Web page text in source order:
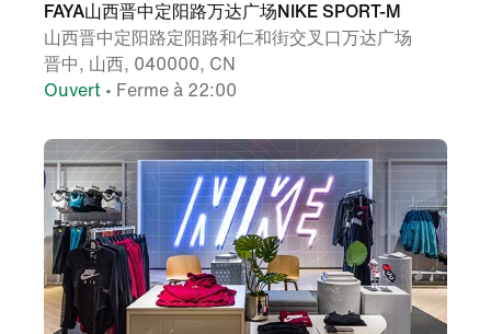
FAYA山西晋中定阳路万达广场NIKE SPORT-M
山西晋中定阳路定阳路和仁和街交叉口万达广场
晋中, 山西, 040000, CN
Ouvert • Ferme à 22:00